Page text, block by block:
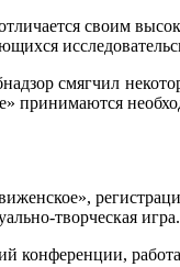
своим
смягчил
принимаются
творческая игра.
конференции,